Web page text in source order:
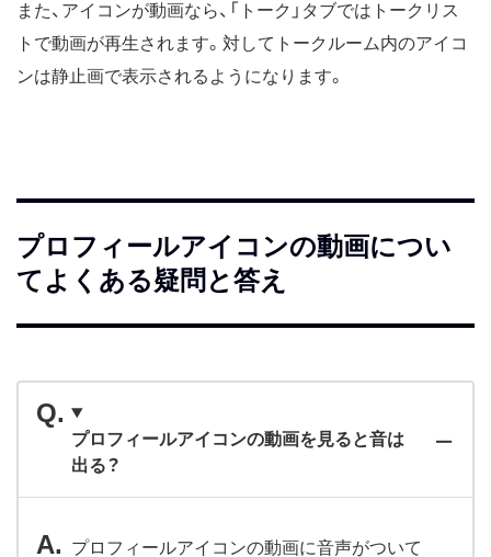
また、アイコンが動画なら、「トーク」タブではトークリス
トで動画が再生されます。対してトークルーム内のアイコ
ンは静止画で表示されるようになります。
プロフィールアイコンの動画につい
てよくある疑問と答え
プロフィールアイコンの動画を見ると音は
出る？
プロフィールアイコンの動画に音声がついて